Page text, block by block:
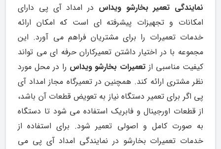
نمایندگی تعمیر بخارشو ویداس در امداد آی پی دارای
امکانات و تجهیزات پیشرفته ای است که امکان ارائه
خدمات تعمیرات را برای مشتریان فراهم می آورد. این
مجموعه با در اختیار داشتن تعمیرکاران حرفه ای می تواند
کیفیت مناسبی از تعمیرات بخارشو ویداس را در محل مورد
نظر مشتری ارائه کند. همچنین در تعمیرگاه مجاز امداد آی
پی اگر برای تعمیر دستگاه نیاز به تعویض قطعات آن باشد،
از قطعات اورجینال و فابریک استفاده می شود تا دستگاه
به صورت کامل و اصولی تعمیر شود. برای استفاده از
خدمات تعمیرات بخارشو در نمایندگی امداد آی پی می